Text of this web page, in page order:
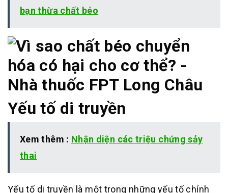
bạn thừa chất béo
Yếu tố di truyền
Xem thêm : Nhận diện các triệu chứng sảy
thai
Yếu tố di truyền là một trong những yếu tố chính